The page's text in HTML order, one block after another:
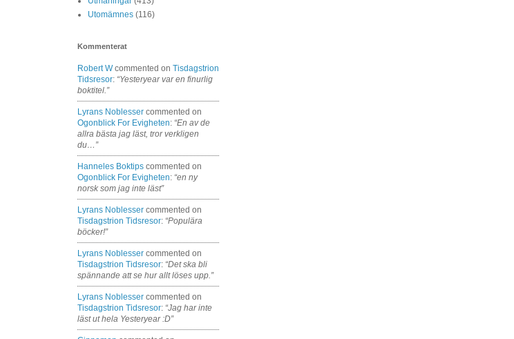
Utomämnes (116)
Kommenterat
Robert Wcommented on Tisdagstrion
Tidsresor: “Yesteryear var en finurlig
boktitel.”
Lyrans Noblesser commented on
Ogonblick For Evigheten: “En av de
allra bästa jag läst, tror verkligen
du…”
Hanneles Boktips commented on
Ogonblick For Evigheten: “en ny
norsk som jag inte läst”
Lyrans Noblesser commented on
Tisdagstrion Tidsresor: “Populära
böcker!”
Lyrans Noblesser commented on
Tisdagstrion Tidsresor: “Det ska bli
spännande att se hur allt löses upp.”
Lyrans Noblesser commented on
Tisdagstrion Tidsresor: “Jag har inte
läst ut hela Yesteryear :D”